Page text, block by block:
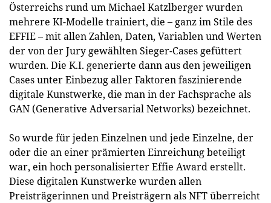
Österreichs rund um Michael Katzlberger wurden
mehrere KI-Modelle trainiert, die – ganz im Stile des
EFFIE – mit allen Zahlen, Daten, Variablen und Werten
der von der Jury gewählten Sieger-Cases gefüttert
wurden. Die K.I. generierte dann aus den jeweiligen
Cases unter Einbezug aller Faktoren faszinierende
digitale Kunstwerke, die man in der Fachsprache als
GAN (Generative Adversarial Networks) bezeichnet.
So wurde für jeden Einzelnen und jede Einzelne, der
oder die an einer prämierten Einreichung beteiligt
war, ein hoch personalisierter Effie Award erstellt.
Diese digitalen Kunstwerke wurden allen
Preisträgerinnen und Preisträgern als NFT überreicht